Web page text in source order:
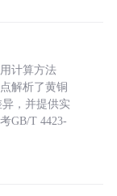
计算方法
解析了黄铜
异，并提供实
GB/T 4423-